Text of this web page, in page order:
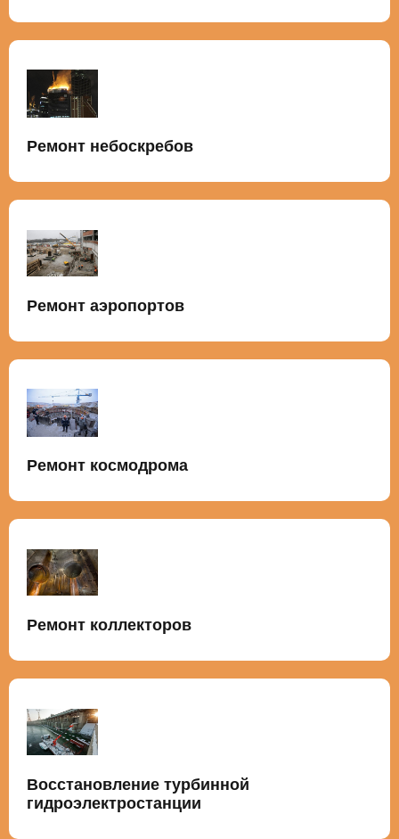
Ремонт небоскребов
Ремонт аэропортов
Ремонт космодрома
Ремонт коллекторов
Восстановление турбинной
гидроэлектростанции